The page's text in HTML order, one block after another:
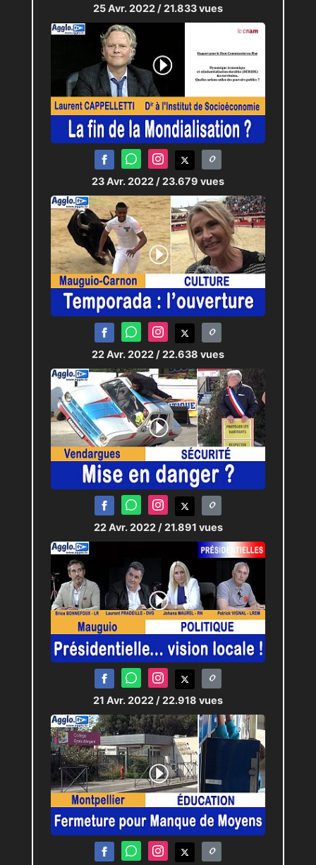
25 Avr. 2022 / 21.833 vues
23 Avr. 2022 / 23.679 vues
22 Avr. 2022 / 22.638 vues
22 Avr. 2022 / 21.891 vues
21 Avr. 2022 / 22.918 vues